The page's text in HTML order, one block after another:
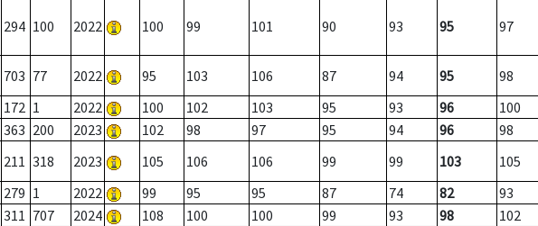
294 100 2022 100 99 101 90 93 95 97
703 77 2022 95 103 106 87 94 95
98
172 1 2022 100 102 103 95 93 96
100
363 200 2023 102 98 97 95 94 96
98
211 318 2023 105 106 106 99 99 103
105
279 1 2022 99 95 95 87 74 82
93
311 707 2024 108 100 100 99 93 98
102